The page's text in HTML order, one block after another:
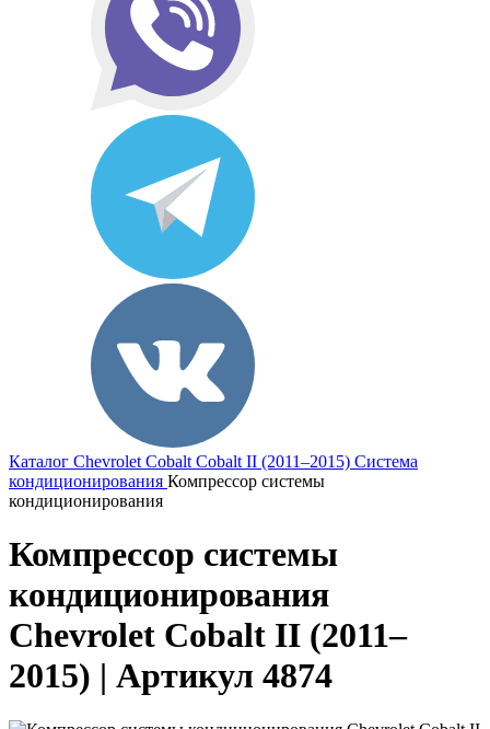
Каталог Chevrolet Cobalt Cobalt II (2011–2015) Система
кондиционирования Компрессор системы
кондиционирования
Компрессор системы
кондиционирования
Chevrolet Cobalt II (2011–
2015) | Артикул 4874